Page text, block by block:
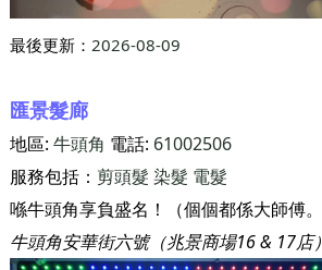
最後更新： 2026-08-09
匯景髮廊
地區: 牛頭角 電話: 61002506
服務包括： 剪頭髮 染髮 電髮
牛頭角安華街六號（兆景商場16 & 17店）